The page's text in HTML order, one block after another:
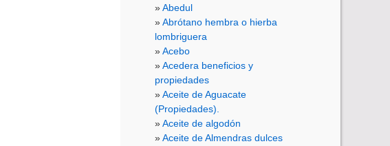
Abedul
Abrótano hembra o hierba
lombriguera
Acebo
Acedera beneficios y
propiedades
Aceite de Aguacate
(Propiedades).
Aceite de algodón
Aceite de Almendras dulces